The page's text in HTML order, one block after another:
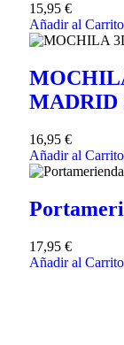
15,95 €
Añadir al Carrito
MADRID
16,95 €
Añadir al Carrito
17,95 €
Añadir al Carrito